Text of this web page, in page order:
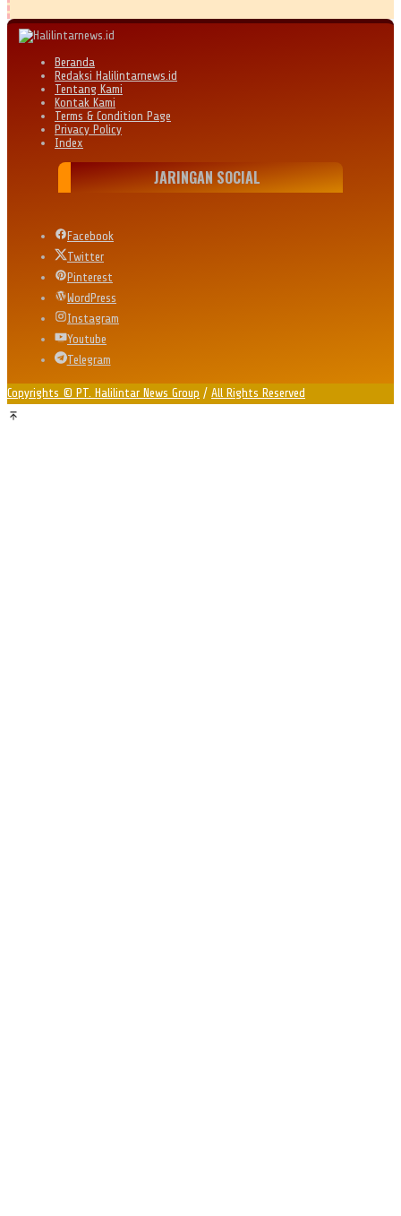
Beranda
Redaksi Halilintarnews.id
Tentang Kami
Kontak Kami
Terms & Condition Page
Privacy Policy
Index
JARINGAN SOCIAL
Facebook
Twitter
Pinterest
WordPress
Instagram
Youtube
Telegram
Copyrights © PT. Halilintar News Group / All Rights Reserved